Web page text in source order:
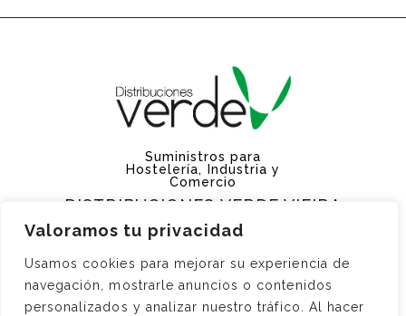
Valoramos tu privacidad
Usamos cookies para mejorar su experiencia de
navegación, mostrarle anuncios o contenidos
personalizados y analizar nuestro tráfico. Al hacer
Suministros para
Hostelería, Industria y
Comercio
DISTRIBUCIONES VERDE VIEIRA
Tel. +34 986 31 50 60
distverde@gmail.com
Rúa de Fragata, Navas
de Tolosa, nº2 Bajo B.
36959 Moaña, Pontevedra